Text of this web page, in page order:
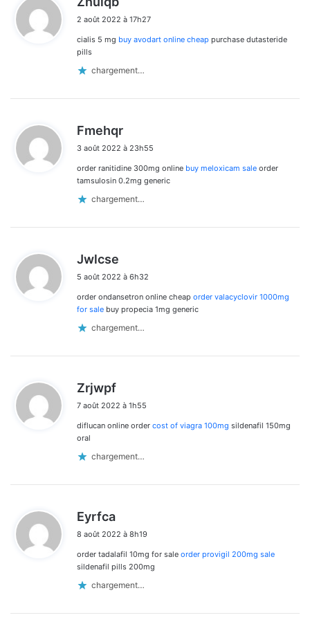
t
2 août 2022 à 17h27
cialis 5 mg buy avodart online cheap purchase dutasteride
pills
chargement…
Fmehqr
t
3 août 2022 à 23h55
order ranitidine 300mg online buy meloxicam sale order
tamsulosin 0.2mg generic
chargement…
Jwlcse
t
5 août 2022 à 6h32
order ondansetron online cheap order valacyclovir 1000mg
for sale buy propecia 1mg generic
chargement…
Zrjwpf
t
7 août 2022 à 1h55
diflucan online order cost of viagra 100mg sildenafil 150mg
oral
chargement…
Eyrfca
t
:
8 août 2022 à 8h19
order tadalafil 10mg for sale order provigil 200mg sale
sildenafil pills 200mg
chargement…